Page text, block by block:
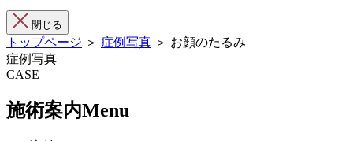
閉じる
トップページ ＞ 症例写真 ＞ お顔のたるみ
症例写真
CASE
施術案内Menu